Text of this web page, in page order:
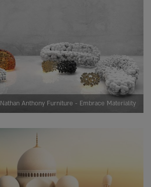
Nathan Anthony Furniture - Embrace Materiality